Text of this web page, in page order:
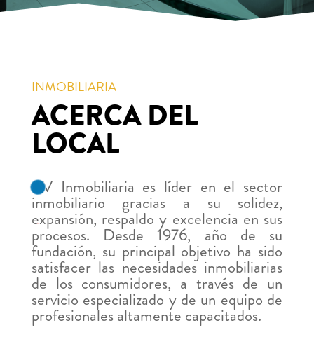
INMOBILIARIA
ACERCA DEL
LOCAL
RV Inmobiliaria es líder en el sector
inmobiliario gracias a su solidez,
expansión, respaldo y excelencia en sus
procesos. Desde 1976, año de su
fundación, su principal objetivo ha sido
satisfacer las necesidades inmobiliarias
de los consumidores, a través de un
servicio especializado y de un equipo de
profesionales altamente capacitados.